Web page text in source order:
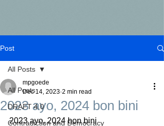
Post
All Posts
DRAFT 4.0
Contradiction and Democracy
All Posts
2023 ayo, 2024 bon bini
mpgoede
Dec 14, 2023 2 min read
2023 ayo, 2024 bon bini